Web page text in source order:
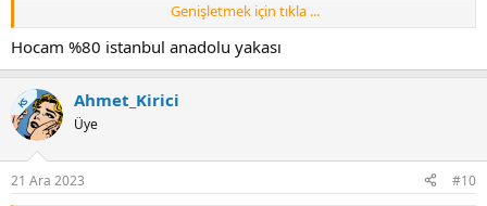
.
Genişletmek için tıkla ...
Hocam %80 istanbul anadolu yakası
KS Ahmet_Kirici
Üye
21 Ara 2023 #10